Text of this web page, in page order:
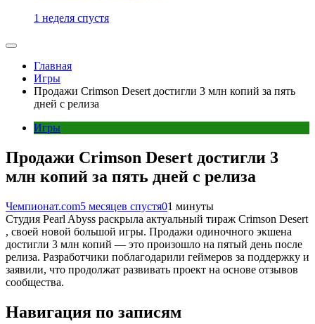
1 неделя спустя
Главная
Игры
Продажи Crimson Desert достигли 3 млн копий за пять
дней с релиза
Игры
Продажи Crimson Desert достигли 3
млн копий за пять дней с релиза
Чемпионат.com5 месяцев спустя01 минуты
Студия Pearl Abyss раскрыла актуальный тираж Crimson Desert
, своей новой большой игры. Продажи одиночного экшена
достигли 3 млн копий — это произошло на пятый день после
релиза. Разработчики поблагодарили геймеров за поддержку и
заявили, что продолжат развивать проект на основе отзывов
сообщества.
Навигация по записям